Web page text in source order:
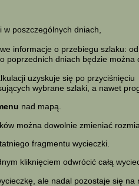
poszczególnych dniach,
informacje o przebiegu szlaku:
poprzednich dniach będzie można
uzyskuje się po przyciśnięciu
wybrane szlaki, a nawet
nad mapą.
można dowolnie zmieniać
fragmentu wycieczki.
kliknięciem odwrócić całą
ale nadal pozostaje się na